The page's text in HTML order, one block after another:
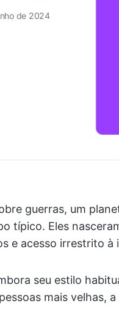
de 2024
guerras, um
típico. Eles
e acesso irrestrito à
seu estilo
mais velhas, a